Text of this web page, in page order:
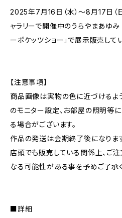
2025年7月16日（水）～8月17日（
ャラリーで開催中のうらやまあゆみ
ーポケッツショー」で展示販売して
【注意事項】
商品画像は実物の色に近づけるよ
のモニター設定、お部屋の照明等
る場合がございます。
作品の発送は会期終了後になりま
店頭でも販売している関係上、ご
なる可能性がある事を予めご了承
■詳細